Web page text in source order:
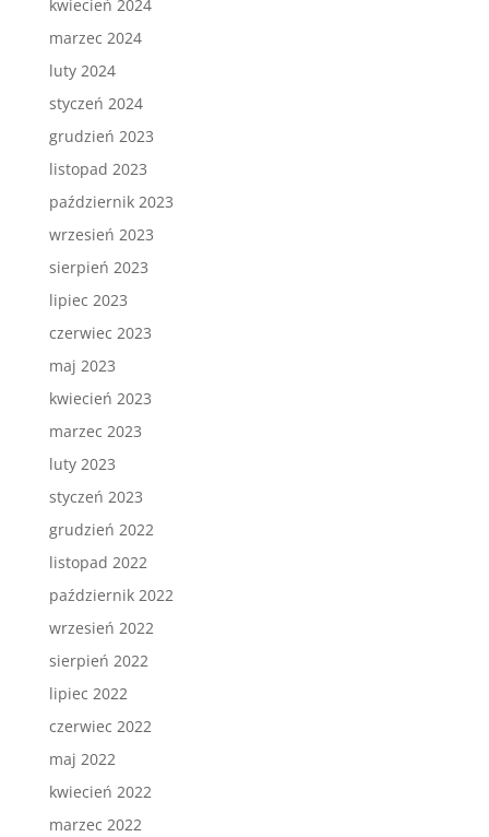
kwiecień 2024
marzec 2024
luty 2024
styczeń 2024
grudzień 2023
listopad 2023
październik 2023
wrzesień 2023
sierpień 2023
lipiec 2023
czerwiec 2023
maj 2023
kwiecień 2023
marzec 2023
luty 2023
styczeń 2023
grudzień 2022
listopad 2022
październik 2022
wrzesień 2022
sierpień 2022
lipiec 2022
czerwiec 2022
maj 2022
kwiecień 2022
marzec 2022